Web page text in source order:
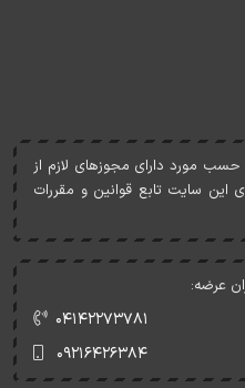
حسب مورد دارای مجوزهای لازم از
اين سايت تابع قوانين و مقررات
عرضه:
۰۴۱۴۲۲۷۳۷۸۱
۰۹۲۱۶۴۲۶۳۸۴